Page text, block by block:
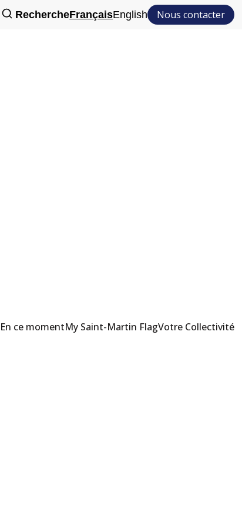
RechercheFrançaisEnglish Nous contacter
En ce momentMy Saint-Martin FlagVotre Collectivité